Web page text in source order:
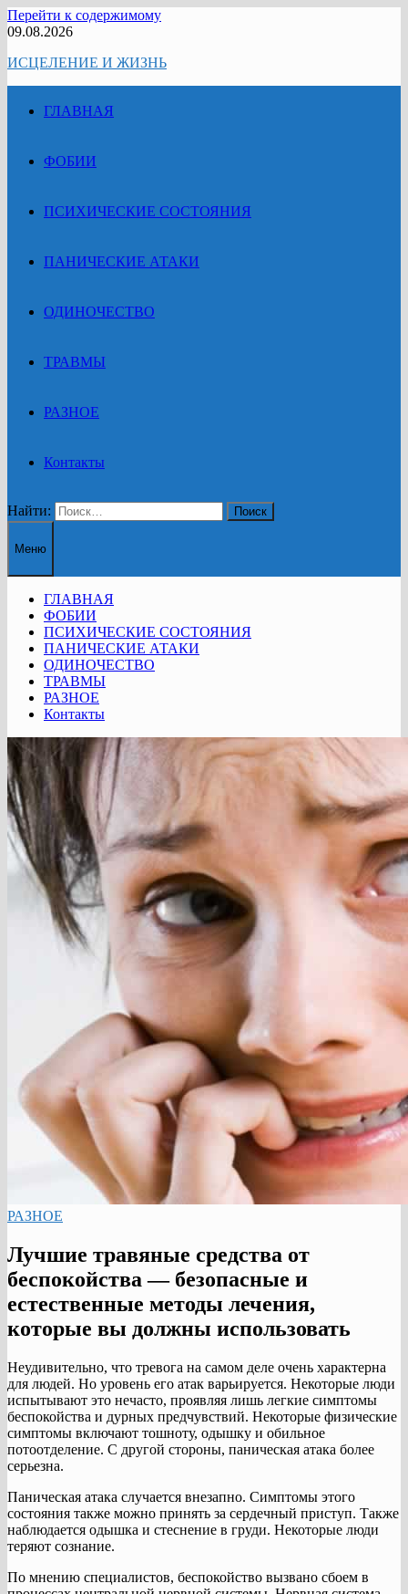
Перейти к содержимому
09.08.2026
ИСЦЕЛЕНИЕ И ЖИЗНЬ
ГЛАВНАЯ
ФОБИИ
ПСИХИЧЕСКИЕ СОСТОЯНИЯ
ПАНИЧЕСКИЕ АТАКИ
ОДИНОЧЕСТВО
ТРАВМЫ
РАЗНОЕ
Контакты
Найти:
Меню
ГЛАВНАЯ
ФОБИИ
ПСИХИЧЕСКИЕ СОСТОЯНИЯ
ПАНИЧЕСКИЕ АТАКИ
ОДИНОЧЕСТВО
ТРАВМЫ
РАЗНОЕ
Контакты
РАЗНОЕ
Лучшие травяные средства от
беспокойства — безопасные и
естественные методы лечения,
которые вы должны использовать
Неудивительно, что тревога на самом деле очень характерна
для людей. Но уровень его атак варьируется. Некоторые люди
испытывают это нечасто, проявляя лишь легкие симптомы
беспокойства и дурных предчувствий. Некоторые физические
симптомы включают тошноту, одышку и обильное
потоотделение. С другой стороны, паническая атака более
серьезна.
Паническая атака случается внезапно. Симптомы этого
состояния также можно принять за сердечный приступ. Также
наблюдается одышка и стеснение в груди. Некоторые люди
теряют сознание.
По мнению специалистов, беспокойство вызвано сбоем в